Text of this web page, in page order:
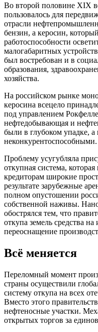
Во второй половине XIX
пользовалось для
отрасли
бензин, а керосин,
работоспособности
малогабаритных
был востребован и в
образования,
хозяйства.
На российском рынке
керосина всецело
под управлением
нефтедобывающая и
были в глубоком упадке,
неконкурентоспособными.
Проблему усугубляла
откупная система,
кредиторам широкие
результате зарубежные
полном опустошении
собственной наживы.
обострялся тем, что
откупа земель средства
переоснащение
Всё меняется
Переломный момент
страны осуществили
систему откупа на всех
Вместо этого
нефтеносные участки.
открытых торгов за